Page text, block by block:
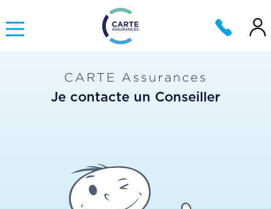
CARTE Assurances
Je contacte un Conseiller